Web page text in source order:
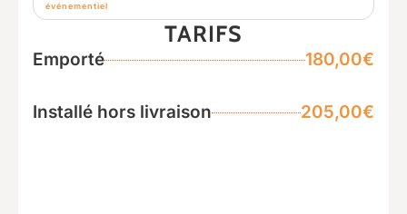
événementiel
TARIFS
Emporté 180,00€
Installé hors livraison 205,00€